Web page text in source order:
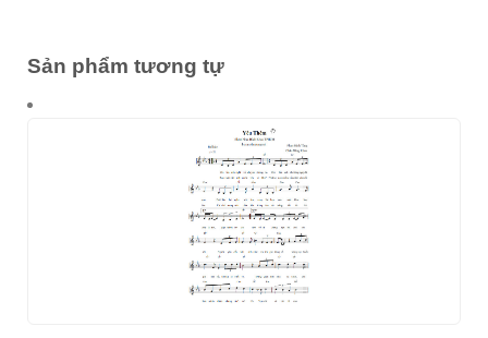
Sản phẩm tương tự